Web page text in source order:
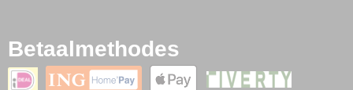
Betaalmethodes